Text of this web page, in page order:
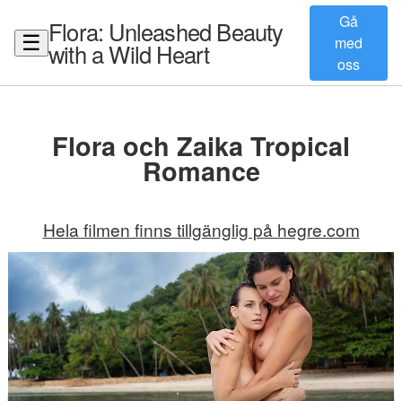
☰ Flora: Unleashed Beauty
with a Wild Heart
Gå
med
oss
Flora och Zaika Tropical
Romance
Hela filmen finns tillgänglig på hegre.com